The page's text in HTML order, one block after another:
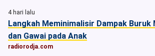
4 hari lalu
Langkah Meminimalisir Dampak Buruk
dan Gawai pada Anak
radiorodja.com